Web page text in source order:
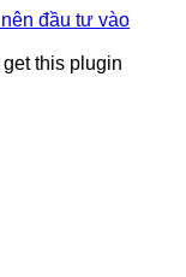
đầu tư vào
this plugin